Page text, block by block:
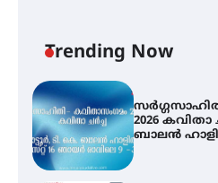
Trending Now
ഇടത്തരം
സാധ്യത
മില്ലി മീറ്റർ